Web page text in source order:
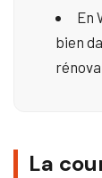
En
bien
La